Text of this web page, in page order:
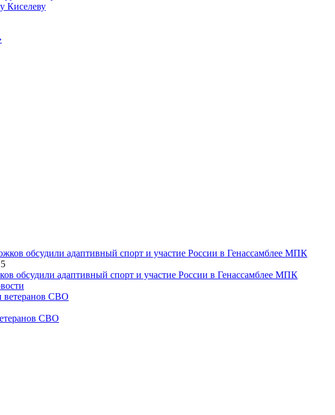
Киселеву
обсудили адаптивный спорт и участие России в Генассамблее МПК
СВО